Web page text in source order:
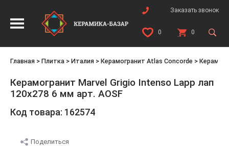
Заказать звонок
0 0
Главная > Плитка > Италия > Керамогранит Atlas Concorde >
Керамогранит Marvel Grigio Intenso Lapp лап
120x278 6 мм арт. AOSF
Код товара: 162574
Поделиться